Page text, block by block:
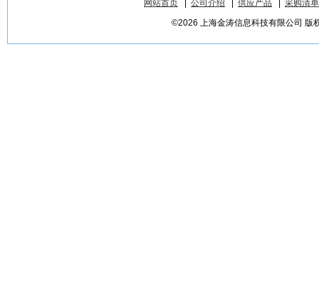
网站首页 公司介绍 供应产品
采购清单
©2026 上海金涛信息科技有限公司 版